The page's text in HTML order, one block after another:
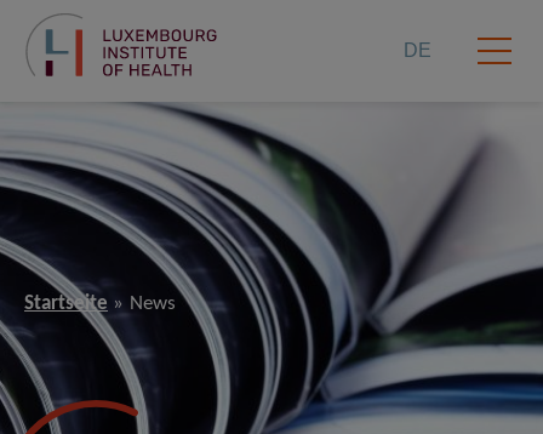
DE
Startseite News